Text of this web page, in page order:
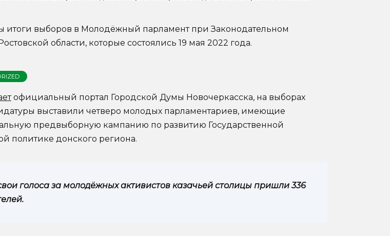
итоги выборов в Молодёжный парламент при Законодательном
области, которые состоялись 19 мая 2022 года.
официальный портал Городской Думы Новочеркасска, на выборах
выставили четверо молодых парламентариев, имеющие
предвыборную кампанию по развитию Государственной
политике донского региона.
голоса за молодёжных активистов казачьей столицы пришли 336